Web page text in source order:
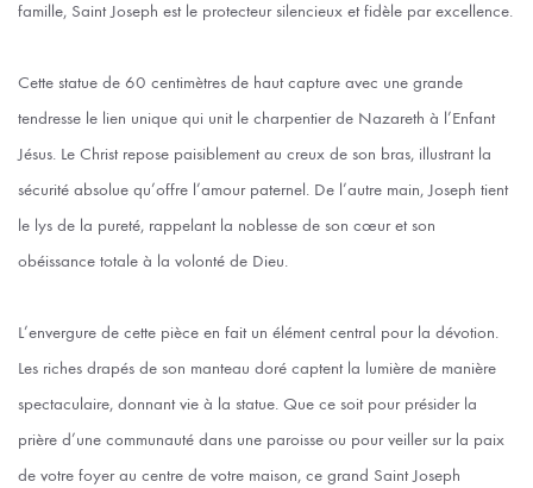
famille, Saint Joseph est le protecteur silencieux et fidèle par excellence.
Cette statue de 60 centimètres de haut capture avec une grande
tendresse le lien unique qui unit le charpentier de Nazareth à l’Enfant
Jésus. Le Christ repose paisiblement au creux de son bras, illustrant la
sécurité absolue qu’offre l’amour paternel. De l’autre main, Joseph tient
le lys de la pureté, rappelant la noblesse de son cœur et son
obéissance totale à la volonté de Dieu.
L’envergure de cette pièce en fait un élément central pour la dévotion.
Les riches drapés de son manteau doré captent la lumière de manière
spectaculaire, donnant vie à la statue. Que ce soit pour présider la
prière d’une communauté dans une paroisse ou pour veiller sur la paix
de votre foyer au centre de votre maison, ce grand Saint Joseph